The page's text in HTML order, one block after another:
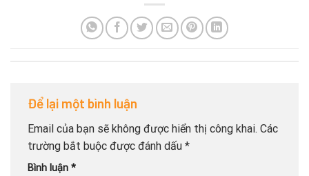
Để lại một bình luận
Email của bạn sẽ không được hiển thị công khai. Các
trường bắt buộc được đánh dấu *
Bình luận *